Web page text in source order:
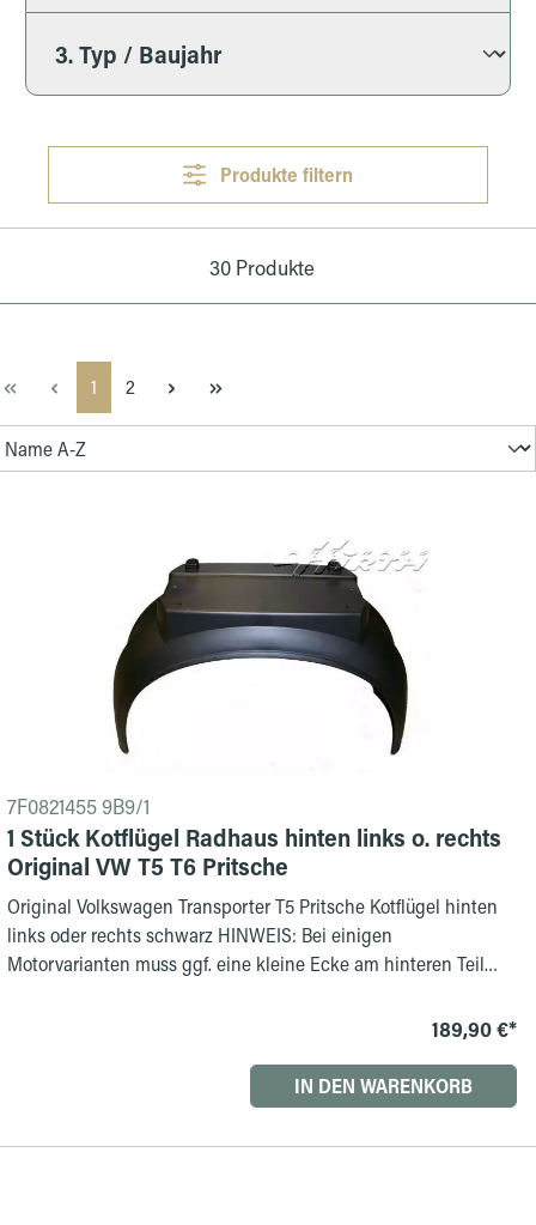
Produkte filtern
30 Produkte
Seite
1 Seite
2
7F0821455 9B9/1
1 Stück Kotflügel Radhaus hinten links o. rechts
Original VW T5 T6 Pritsche
Original Volkswagen Transporter T5 Pritsche Kotflügel hinten
links oder rechts schwarz HINWEIS: Bei einigen
Motorvarianten muss ggf. eine kleine Ecke am hinteren Teil
189,90 €*
IN DEN WARENKORB